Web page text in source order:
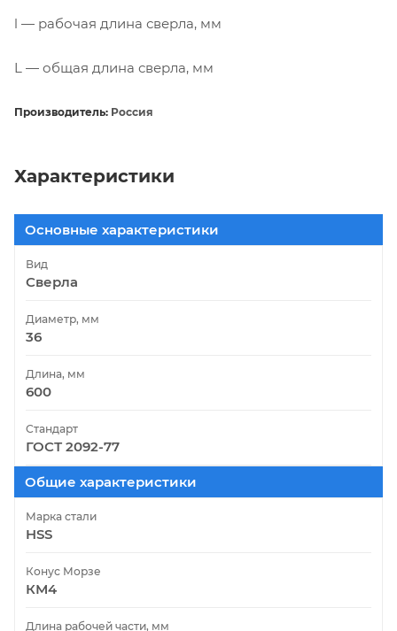
l — рабочая длина сверла, мм
L — общая длина сверла, мм
Производитель: Россия
Характеристики
Основные характеристики
Вид
Сверла
Диаметр, мм
36
Длина, мм
600
Стандарт
ГОСТ 2092-77
Общие характеристики
Марка стали
HSS
Конус Морзе
КМ4
Длина рабочей части, мм